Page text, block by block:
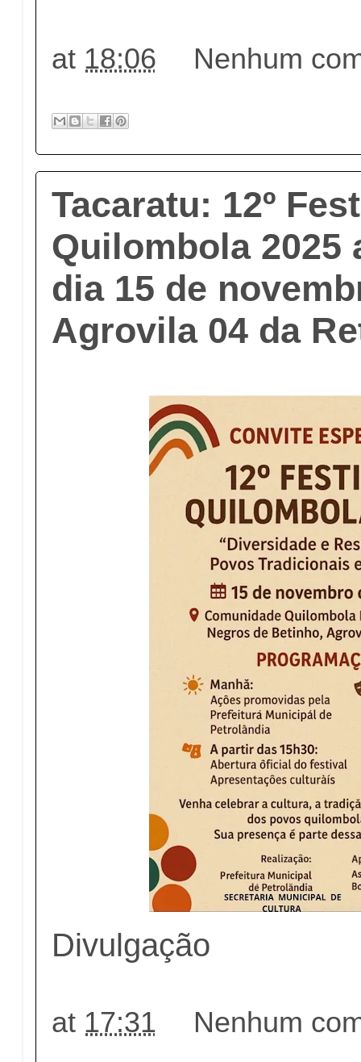
at 18:06 Nenhum
Tacaratu: 12º
Quilombola 2025
dia 15 de
Agrovila 04 da
Divulgação
at 17:31 Nenhum